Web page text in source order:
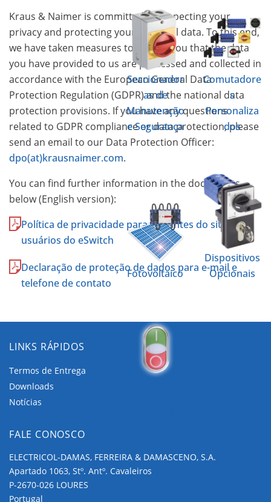
Seccionador
as de
Manutenção
e Segurança
Comutadore
s
Personaliza
dos
Fotovoltaico
Dispositivos
Opcionais
Kraus & Naimer is committed to respecting your
privacy and protecting your personal data. To this end,
we have taken measures to ensure you that the data
you have provided to us are processed and collected in
accordance with the European General Data
Protection Regulation (GDPR) and the national data
protection provisions. If you have any questions
related to GDPR compliance or data protection, please
send an email to our Data Protection Officer:
dpo(at)krausnaimer.com.
You can find further information in the documents
below (English version):
Política de privacidade para visitantes do site e
usuários do eSwitch
Declaração de proteção de dados para e-mail e
telefone de contato
LINKS RÁPIDOS
Termos de Entrega
Downloads
Notícias
FALE CONOSCO
ELECTRICOL-DAMAS, FERREIRA & DAMASCENO, S.A.
Apartado 1063, Stº. Antº. Cavaleiros
P-2670-026 LOURES
Portugal